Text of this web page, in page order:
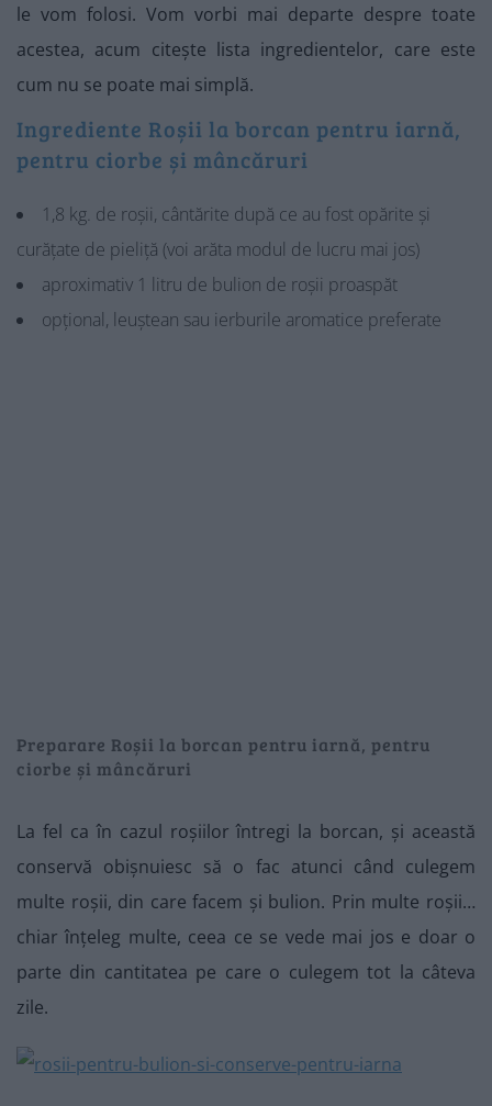
le vom folosi. Vom vorbi mai departe despre toate
acestea, acum citește lista ingredientelor, care este
cum nu se poate mai simplă.
Ingrediente Roșii la borcan pentru iarnă,
pentru ciorbe și mâncăruri
1,8 kg. de roșii, cântărite după ce au fost opărite și
curățate de pieliță (voi arăta modul de lucru mai jos)
aproximativ 1 litru de bulion de roșii proaspăt
opțional, leuștean sau ierburile aromatice preferate
Preparare Roșii la borcan pentru iarnă, pentru
ciorbe și mâncăruri
La fel ca în cazul roșiilor întregi la borcan, și această
conservă obișnuiesc să o fac atunci când culegem
multe roșii, din care facem și bulion. Prin multe roșii…
chiar înțeleg multe, ceea ce se vede mai jos e doar o
parte din cantitatea pe care o culegem tot la câteva
zile.